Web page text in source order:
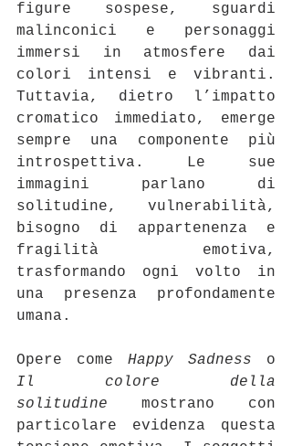
figure sospese, sguardi
malinconici e personaggi
immersi in atmosfere dai
colori intensi e vibranti.
Tuttavia, dietro l’impatto
cromatico immediato, emerge
sempre una componente più
introspettiva. Le sue
immagini parlano di
solitudine, vulnerabilità,
bisogno di appartenenza e
fragilità emotiva,
trasformando ogni volto in
una presenza profondamente
umana.
Opere come Happy Sadness
Il colore della
solitudine mostrano con
particolare evidenza questa